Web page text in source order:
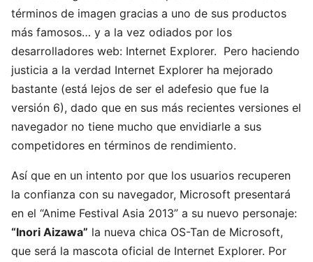
términos de imagen gracias a uno de sus productos
más famosos… y a la vez odiados por los
desarrolladores web: Internet Explorer. Pero haciendo
justicia a la verdad Internet Explorer ha mejorado
bastante (está lejos de ser el adefesio que fue la
versión 6), dado que en sus más recientes versiones el
navegador no tiene mucho que envidiarle a sus
competidores en términos de rendimiento.
Así que en un intento por que los usuarios recuperen
la confianza con su navegador, Microsoft presentará
en el “Anime Festival Asia 2013” a su nuevo personaje:
“Inori Aizawa” la nueva chica OS-Tan de Microsoft,
que será la mascota oficial de Internet Explorer. Por